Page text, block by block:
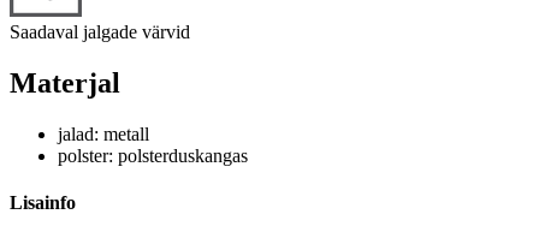
Saadaval jalgade värvid
Materjal
jalad: metall
polster: polsterduskangas
Lisainfo